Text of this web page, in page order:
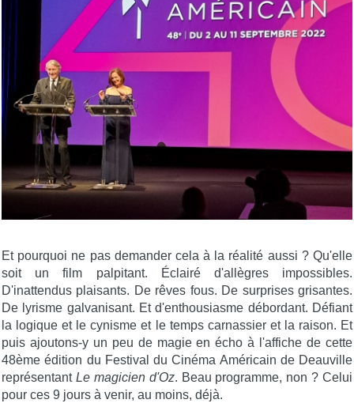
Et pourquoi ne pas demander cela à la réalité aussi ? Qu'elle
soit un film palpitant. Éclairé d'allègres impossibles.
D'inattendus plaisants. De rêves fous. De surprises grisantes.
De lyrisme galvanisant. Et d'enthousiasme débordant. Défiant
la logique et le cynisme et le temps carnassier et la raison. Et
puis ajoutons-y un peu de magie en écho à l'affiche de cette
48ème édition du Festival du Cinéma Américain de Deauville
représentantLe magicien d'Oz. Beau programme, non ? Celui
pour ces 9 jours à venir, au moins, déjà.